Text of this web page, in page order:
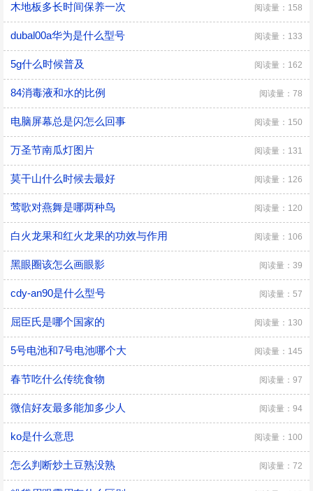
木地板多长时间保养一次 阅读量：158
dubal00a华为是什么型号 阅读量：133
5g什么时候普及 阅读量：162
84消毒液和水的比例 阅读量：78
电脑屏幕总是闪怎么回事 阅读量：150
万圣节南瓜灯图片 阅读量：131
莫干山什么时候去最好 阅读量：126
莺歌对燕舞是哪两种鸟 阅读量：120
白火龙果和红火龙果的功效与作用 阅读量：106
黑眼圈该怎么画眼影 阅读量：39
cdy-an90是什么型号 阅读量：57
屈臣氏是哪个国家的 阅读量：130
5号电池和7号电池哪个大 阅读量：145
春节吃什么传统食物 阅读量：97
微信好友最多能加多少人 阅读量：94
ko是什么意思 阅读量：100
怎么判断炒土豆熟没熟 阅读量：72